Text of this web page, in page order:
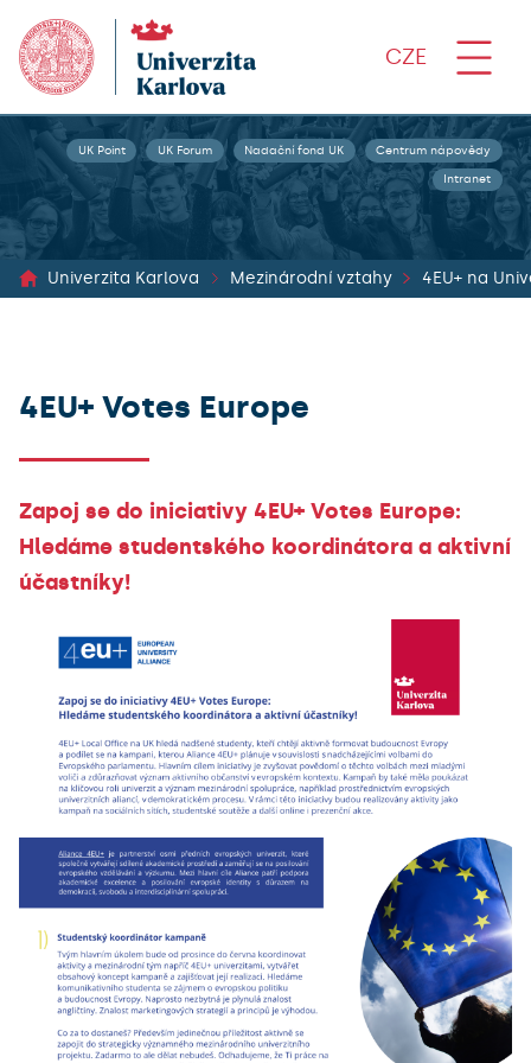
CZE
UK Point UK Forum Nadační fond UK Centrum nápovědy
Intranet
Univerzita Karlova Mezinárodní vztahy
4EU+ Votes Europe
Zapoj se do iniciativy 4EU+ Votes Europe:
Hledáme studentského koordinátora a aktivní
účastníky!